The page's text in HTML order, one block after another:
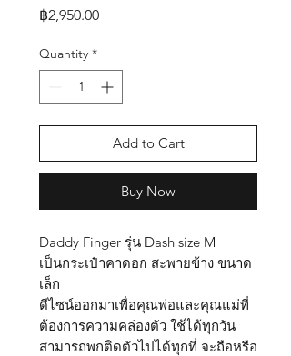
฿2,950.00Price
Quantity *
Add to Cart
Buy Now
Daddy Finger รุ่น Dash size M
เป็นกระเป๋าคาดอก สะพายข้าง ขนาด
เล็ก
ดีไซน์ออกมาเพื่อคุณพ่อและคุณแม่ที่
ต้องการความคล่องตัว ใช้ได้ทุกวัน
สามารถพกติดตัวไปได้ทุกที่ จะถือหรือ